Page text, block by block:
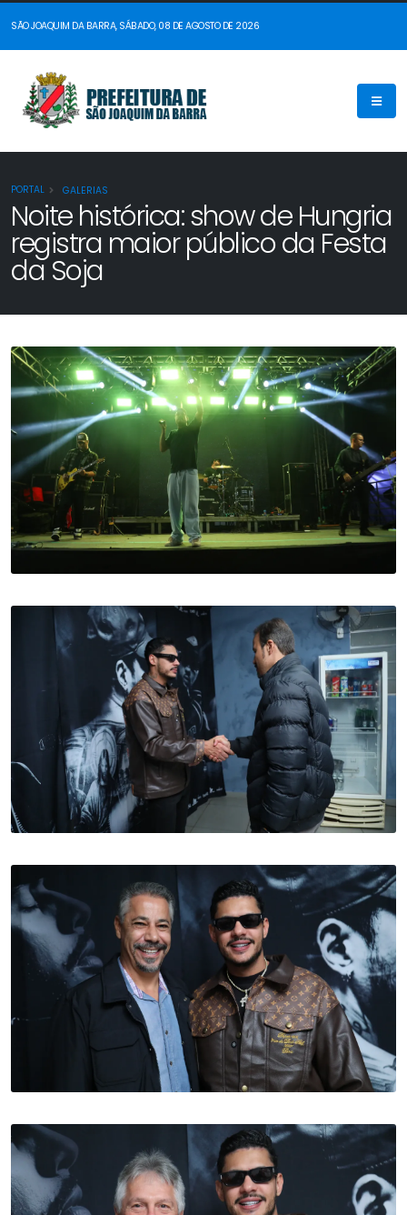
SÃO JOAQUIM DA BARRA, SÁBADO, 08 DE AGOSTO DE 2026
PORTAL GALERIAS
Noite histórica: show de Hungria
registra maior público da Festa
da Soja